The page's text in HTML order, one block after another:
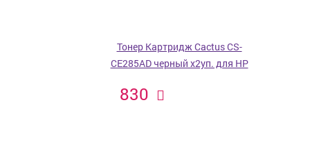
Тонер Картридж Cactus CS-
CE285AD черный x2уп. для HP
830